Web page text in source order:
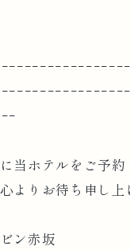
ｰｰｰｰｰｰｰｰｰｰｰｰｰｰｰ
ｰｰｰｰｰｰｰｰｰｰｰｰｰｰｰ
ｰ
当ホテルをご予約
よりお待ち申し上
ン赤坂